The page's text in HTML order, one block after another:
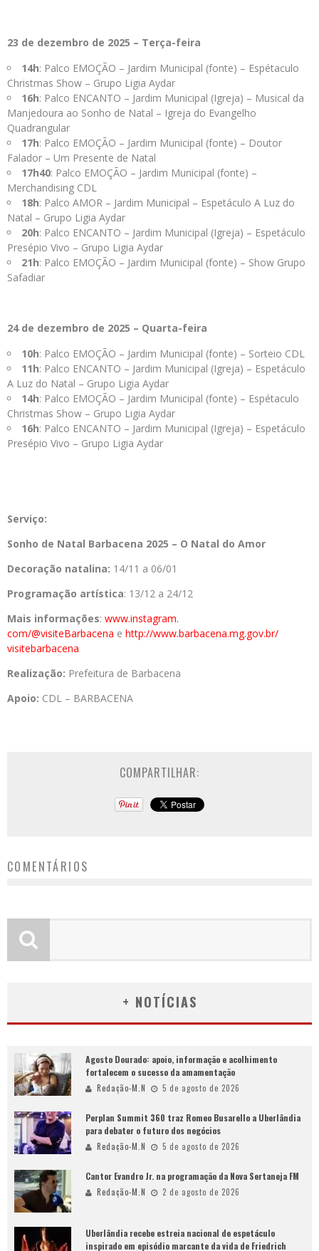
23 de dezembro de 2025 – Terça-feira
14h: Palco EMOÇÃO – Jardim Municipal (fonte) – Espétaculo
Christmas Show – Grupo Ligia Aydar
16h: Palco ENCANTO – Jardim Municipal (Igreja) – Musical da
Manjedoura ao Sonho de Natal – Igreja do Evangelho
Quadrangular
17h: Palco EMOÇÃO – Jardim Municipal (fonte) – Doutor
Falador – Um Presente de Natal
17h40: Palco EMOÇÃO – Jardim Municipal (fonte) –
Merchandising CDL
18h: Palco AMOR – Jardim Municipal – Espetáculo A Luz do
Natal – Grupo Ligia Aydar
20h: Palco ENCANTO – Jardim Municipal (Igreja) – Espetáculo
Presépio Vivo – Grupo Ligia Aydar
21h: Palco EMOÇÃO – Jardim Municipal (fonte) – Show Grupo
Safadiar
24 de dezembro de 2025 – Quarta-feira
10h: Palco EMOÇÃO – Jardim Municipal (fonte) – Sorteio CDL
11h: Palco ENCANTO – Jardim Municipal (Igreja) – Espetáculo
A Luz do Natal – Grupo Ligia Aydar
14h: Palco EMOÇÃO – Jardim Municipal (fonte) – Espétaculo
Christmas Show – Grupo Ligia Aydar
16h: Palco ENCANTO – Jardim Municipal (Igreja) – Espetáculo
Presépio Vivo – Grupo Ligia Aydar
Serviço:
Sonho de Natal Barbacena 2025 – O Natal do Amor
Decoração natalina: 14/11 a 06/01
Programação artística: 13/12 a 24/12
Mais informações: www.instagram.
com/@visiteBarbacena e http://www.barbacena.mg.gov.br/
visitebarbacena
Realização: Prefeitura de Barbacena
Apoio: CDL – BARBACENA
COMPARTILHAR:
COMENTÁRIOS
+ NOTÍCIAS
Agosto Dourado: apoio, informação e acolhimento
fortalecem o sucesso da amamentação
Redação-M.N 5 de agosto de 2026
Perplan Summit 360 traz Romeo Busarello a Uberlândia
para debater o futuro dos negócios
Redação-M.N 5 de agosto de 2026
Cantor Evandro Jr. na programação da Nova Sertaneja FM
Redação-M.N 2 de agosto de 2026
Uberlândia recebe estreia nacional de espetáculo
inspirado em episódio marcante da vida de Friedrich